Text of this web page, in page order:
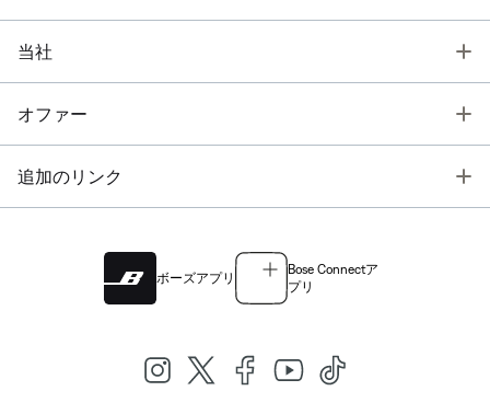
当社
オファー
追加のリンク
ボーズアプリ
Bose Connectア
プリ